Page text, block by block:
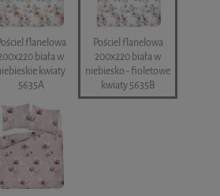
flanelowa
biała w
kwiaty
5635A
Pościel flanelowa
200x220 biała w
niebiesko - fioletowe
kwiaty 5635B